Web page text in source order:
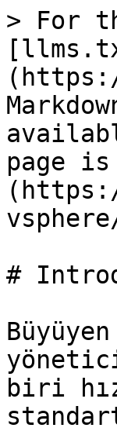
> For
page
#
biri